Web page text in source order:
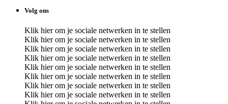
Volg ons
Klik hier om je sociale netwerken in te stellen
Klik hier om je sociale netwerken in te stellen
Klik hier om je sociale netwerken in te stellen
Klik hier om je sociale netwerken in te stellen
Klik hier om je sociale netwerken in te stellen
Klik hier om je sociale netwerken in te stellen
Klik hier om je sociale netwerken in te stellen
Klik hier om je sociale netwerken in te stellen